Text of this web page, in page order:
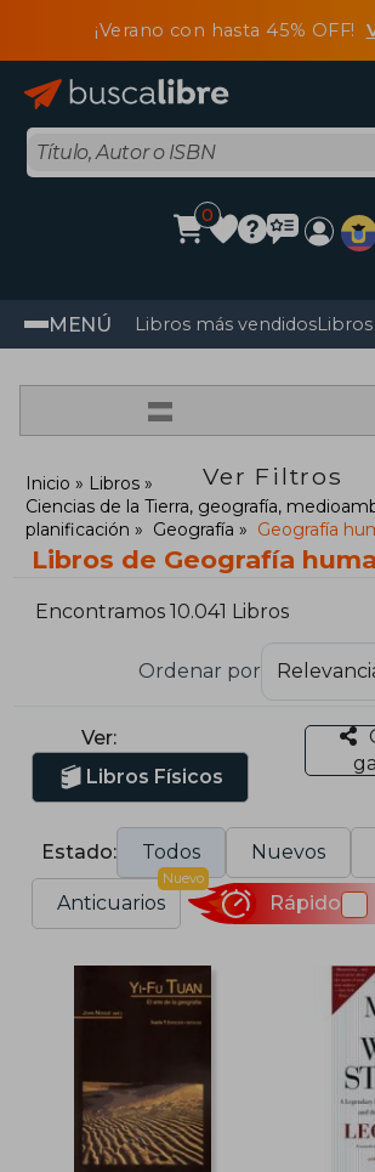
¡Verano con hasta 45% OFF!
0
MENÚ Libros más vendidos
=
Ver Filtros
Inicio
Libros
Ciencias de la Tierra, geografía,
planificación
Geografía Geografía
Libros de Geografía
Encontramos 10.041 Libros
Ordenar por
Ver:
Libros Físicos
Estado: Todos Nuevos
Anticuarios
Nuevo
Rápido